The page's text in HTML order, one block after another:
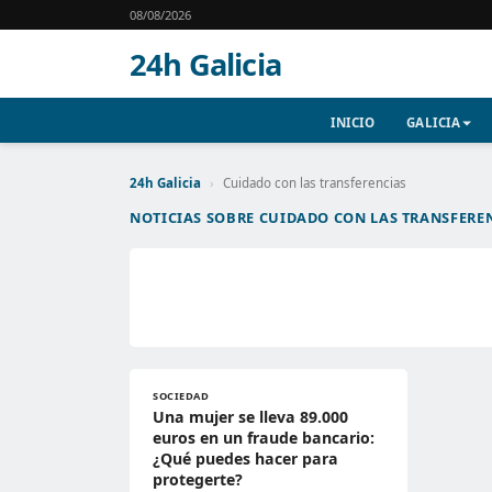
08/08/2026
24h Galicia
INICIO GALICIA
24h Galicia › Cuidado con las transferencias
NOTICIAS SOBRE CUIDADO CON LAS
SOCIEDAD
Una mujer se lleva 89.000
euros en un fraude bancario:
¿Qué puedes hacer para
protegerte?